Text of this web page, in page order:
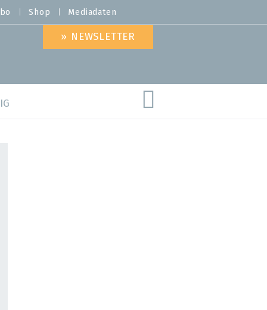
Shop Mediadaten
» NEWSLETTER